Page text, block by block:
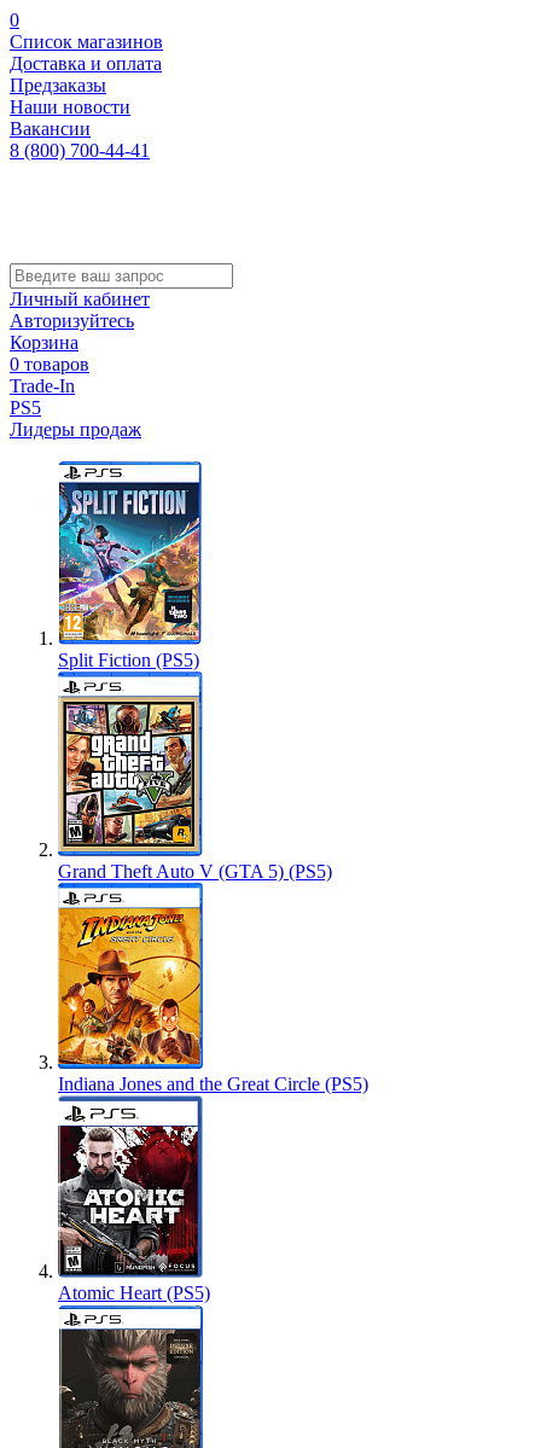
0
Список магазинов
Доставка и оплата
Предзаказы
Наши новости
Вакансии
8 (800) 700-44-41
Личный кабинет
Авторизуйтесь
Корзина
0 товаров
Trade-In
PS5
Лидеры продаж
Split Fiction (PS5)
Grand Theft Auto V (GTA 5) (PS5)
Indiana Jones and the Great Circle (PS5)
Atomic Heart (PS5)